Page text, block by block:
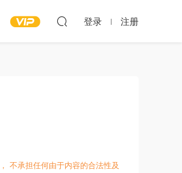
登录 注册
不承担任何由于内容的合法性及